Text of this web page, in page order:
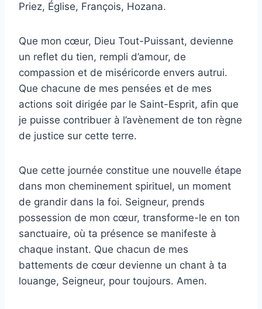
Priez, Église, François, Hozana.
Que mon cœur, Dieu Tout-Puissant, devienne
un reflet du tien, rempli d’amour, de
compassion et de miséricorde envers autrui.
Que chacune de mes pensées et de mes
actions soit dirigée par le Saint-Esprit, afin que
je puisse contribuer à l’avènement de ton règne
de justice sur cette terre.
Que cette journée constitue une nouvelle étape
dans mon cheminement spirituel, un moment
de grandir dans la foi. Seigneur, prends
possession de mon cœur, transforme-le en ton
sanctuaire, où ta présence se manifeste à
chaque instant. Que chacun de mes
battements de cœur devienne un chant à ta
louange, Seigneur, pour toujours. Amen.